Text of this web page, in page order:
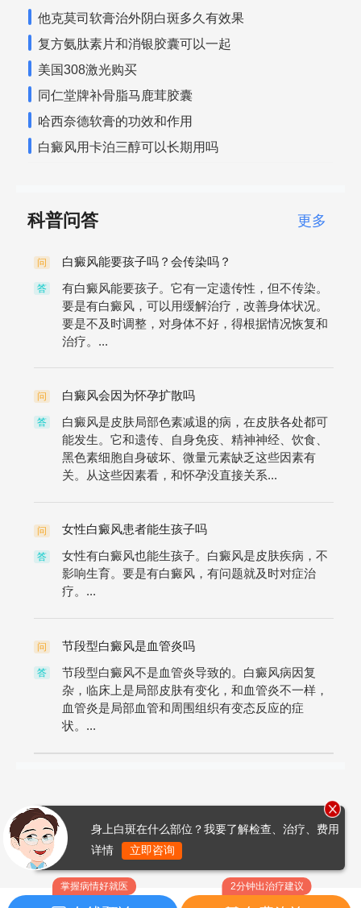
他克莫司软膏治外阴白斑多久有效果
复方氨肽素片和消银胶囊可以一起
美国308激光购买
同仁堂牌补骨脂马鹿茸胶囊
哈西奈德软膏的功效和作用
白癜风用卡泊三醇可以长期用吗
科普问答 更多
问 白癜风能要孩子吗？会传染吗？
答
有白癜风能要孩子。它有一定遗传性，但不传染。
要是有白癜风，可以用缓解治疗，改善身体状况。
要是不及时调整，对身体不好，得根据情况恢复和
治疗。...
问 白癜风会因为怀孕扩散吗
答
白癜风是皮肤局部色素减退的病，在皮肤各处都可
能发生。它和遗传、自身免疫、精神神经、饮食、
黑色素细胞自身破坏、微量元素缺乏这些因素有
关。从这些因素看，和怀孕没直接关系...
问 女性白癜风患者能生孩子吗
答
女性有白癜风也能生孩子。白癜风是皮肤疾病，不
影响生育。要是有白癜风，有问题就及时对症治
疗。...
问 节段型白癜风是血管炎吗
答
节段型白癜风不是血管炎导致的。白癜风病因复
杂，临床上是局部皮肤有变化，和血管炎不一样，
血管炎是局部血管和周围组织有变态反应的症
状。...
掌握病情好就医 2分钟出治疗建议
身上白斑在什么部位？我要了解检查、治疗、费用
详情
立即咨询